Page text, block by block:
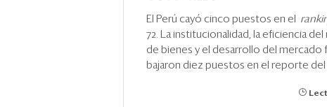
El Perú cayó cinco puestos en el
72. La institucionalidad, la eficiencia
de bienes y el desarrollo del mercado
bajaron diez puestos en el reporte del